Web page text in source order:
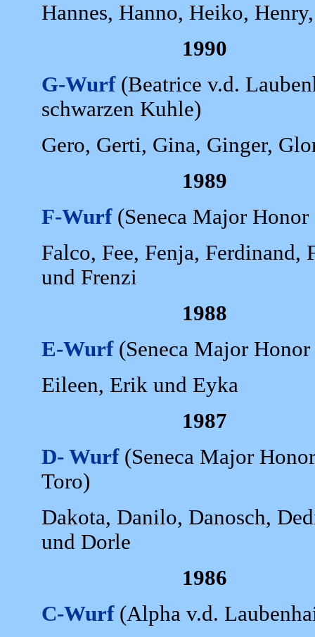
Hannes, Hanno, Heiko,
1990
G-Wurf (Beatrice v.d.
schwarzen Kuhle)
Gero, Gerti, Gina, Ginger,
1989
F-Wurf (Seneca Major
Falco, Fee, Fenja, Ferdinand,
und Frenzi
1988
E-Wurf(Seneca Major
Eileen, Erik und Eyka
1987
D- Wurf(Seneca Major
Toro)
Dakota, Danilo, Danosch,
und Dorle
1986
C-Wurf (Alpha v.d.